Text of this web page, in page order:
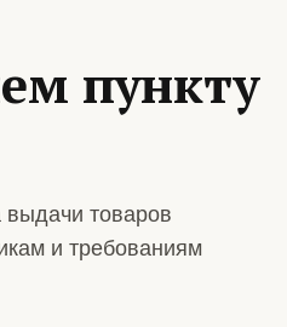
пункту
товаров
и требованиям